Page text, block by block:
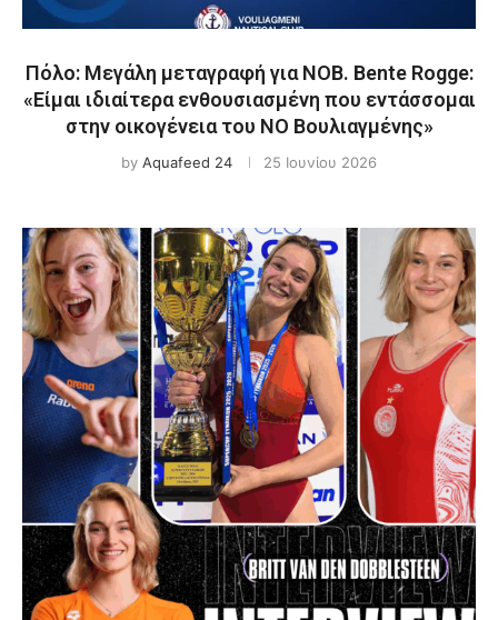
Πόλο: Μεγάλη μεταγραφή για ΝΟΒ. Bente Rogge:
«Είμαι ιδιαίτερα ενθουσιασμένη που εντάσσομαι
στην οικογένεια του ΝΟ Βουλιαγμένης»
by Aquafeed 24 25 Ιουνίου 2026